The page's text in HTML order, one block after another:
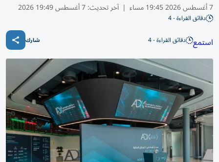
7 أغسطس 2026 19:45 مساء | آخر تحديث:7 أغسطس 19:49 2026
دقائق القراءة - 4
استمع دقائق القراءة - 4 شارك